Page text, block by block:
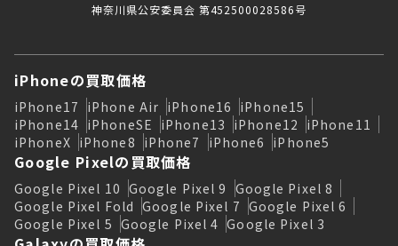
神奈川県公安委員会 第452500028586号
iPhoneの買取価格
iPhone17 iPhone Air iPhone16 iPhone15
iPhone14 iPhoneSE iPhone13 iPhone12 iPhone11
iPhoneX iPhone8 iPhone7 iPhone6 iPhone5
Google Pixelの買取価格
Google Pixel 10 Google Pixel 9 Google Pixel 8
Google Pixel Fold Google Pixel 7 Google Pixel 6
Google Pixel 5 Google Pixel 4 Google Pixel 3